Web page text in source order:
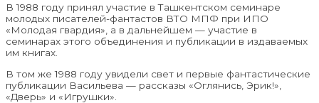
В 1988 году принял участие в Ташкентском семинаре
молодых писателей-фантастов ВТО МПФ при ИПО
«Молодая гвардия», а в дальнейшем — участие в
семинарах этого объединения и публикации в издаваемых
им книгах.
В том же 1988 году увидели свет и первые фантастические
публикации Васильева — рассказы «Оглянись, Эрик!»,
«Дверь» и «Игрушки».